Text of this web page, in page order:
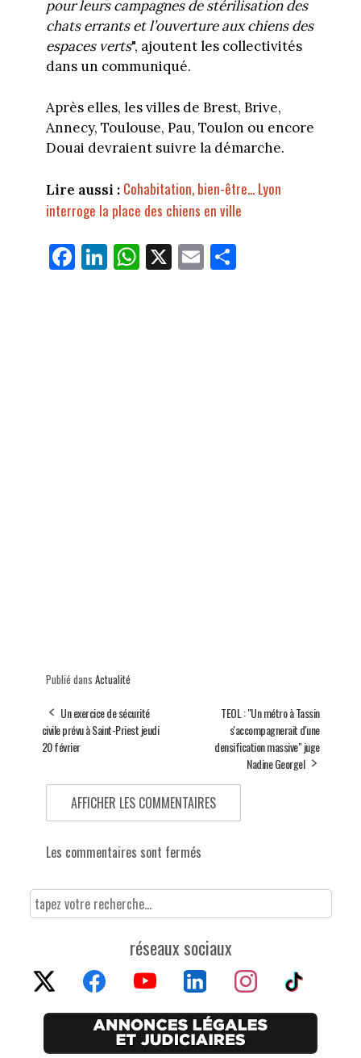
pour leurs campagnes de stérilisation des
chats errants et l’ouverture aux chiens des
espaces verts", ajoutent les collectivités
dans un communiqué.
Après elles, les villes de Brest, Brive,
Annecy, Toulouse, Pau, Toulon ou encore
Douai devraient suivre la démarche.
Lire aussi : Cohabitation, bien-être... Lyon
interroge la place des chiens en ville
Fa
ce
Li
nk
W
ha
X E
m
Pa
rt
Publié dans Actualité
Un exercice de sécurité
civile prévu à Saint-Priest jeudi
20 février
TEOL : "Un métro à Tassin
s'accompagnerait d'une
densification massive" juge
Nadine Georgel
AFFICHER LES COMMENTAIRES
Les commentaires sont fermés
réseaux sociaux